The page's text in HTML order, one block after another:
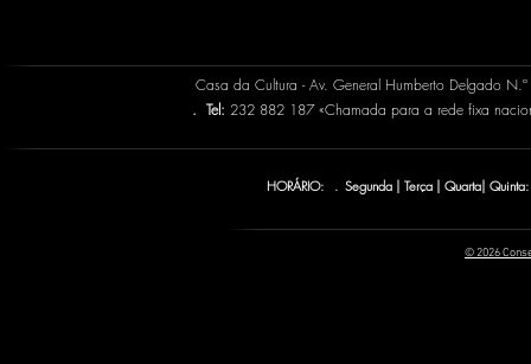
Casa da Cultura - Av. General Humberto Delgado
. Tel: 232 882 187 «Chamada para a rede fixa
HORÁRIO: . Segunda | Terça | Quarta|
© 2026